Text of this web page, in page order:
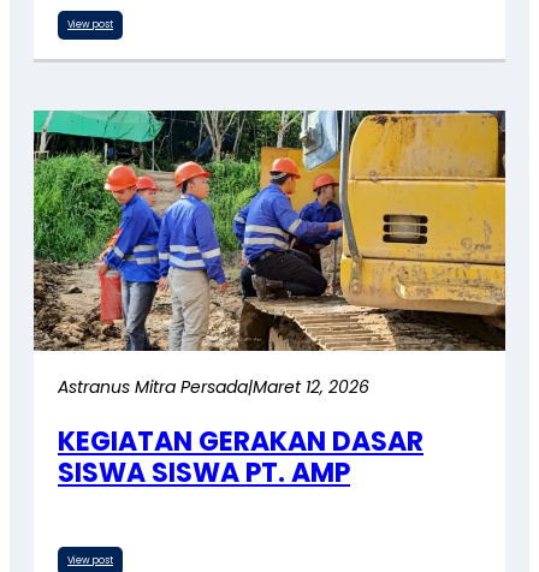
View post
Astranus Mitra Persada|Maret 12, 2026
KEGIATAN GERAKAN DASAR
SISWA SISWA PT. AMP
View post